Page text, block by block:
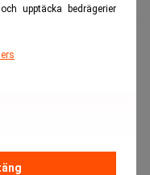
upptäcka bedrägerier